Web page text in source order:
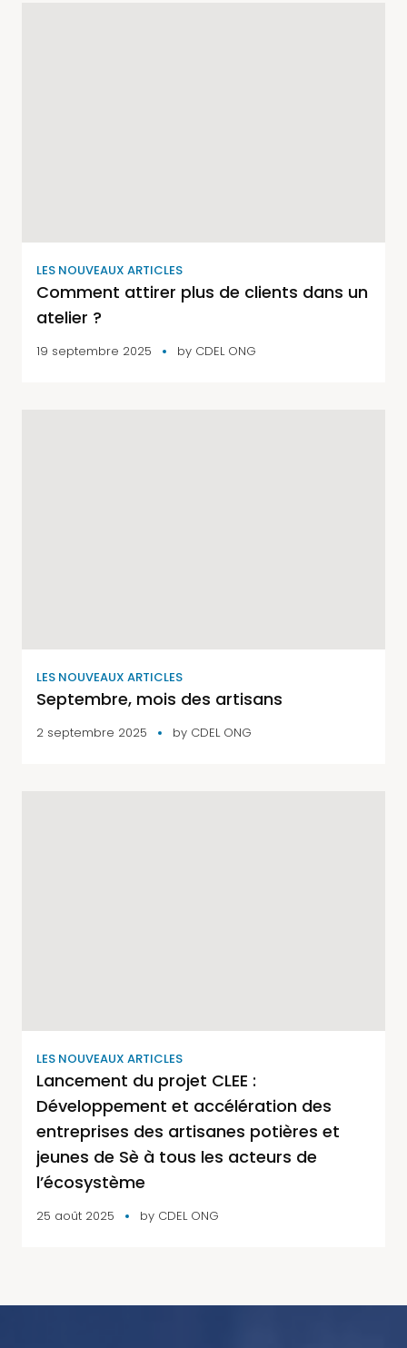
LES NOUVEAUX ARTICLES
Comment attirer plus de clients dans un
atelier ?
19 septembre 2025 by CDEL ONG
LES NOUVEAUX ARTICLES
Septembre, mois des artisans
2 septembre 2025 by CDEL ONG
LES NOUVEAUX ARTICLES
Lancement du projet CLEE :
Développement et accélération des
entreprises des artisanes potières et
jeunes de Sè à tous les acteurs de
l’écosystème
25 août 2025 by CDEL ONG